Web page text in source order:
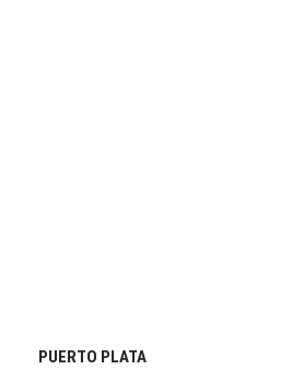
PUERTO PLATA